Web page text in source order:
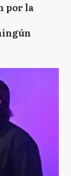
por la